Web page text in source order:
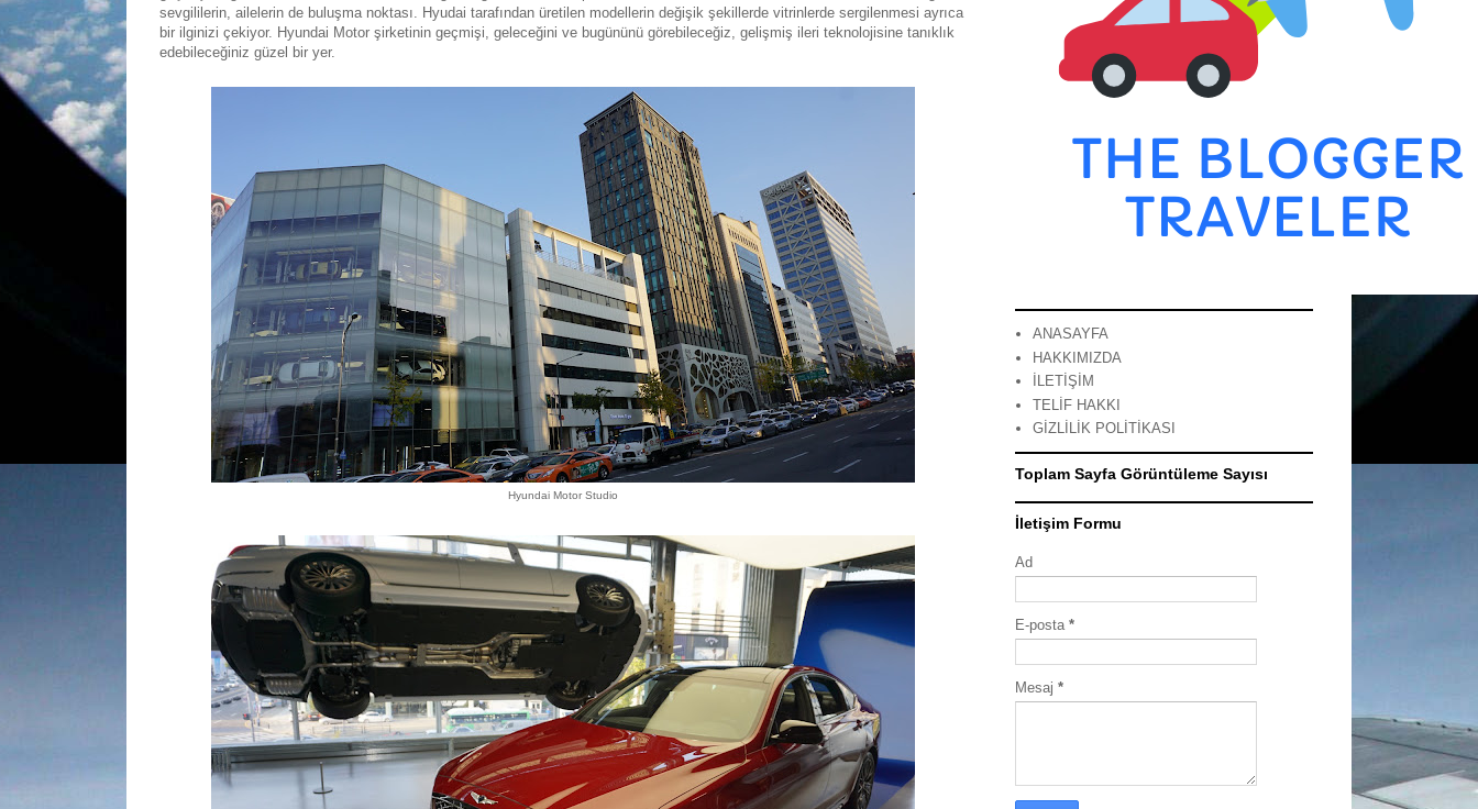
sevgililerin, ailelerin de buluşma noktası. Hyudai tarafından üretilen modellerin değişik şekillerde vitrinlerde sergilenmesi ayrıca
bir ilginizi çekiyor. Hyundai Motor şirketinin geçmişi, geleceğini ve bugününü görebileceğiz, gelişmiş ileri teknolojisine tanıklık
edebileceğiniz güzel bir yer.
Hyundai Motor Studio
ANASAYFA
HAKKIMIZDA
İLETİŞİM
TELİF HAKKI
GİZLİLİK POLİTİKASI
Toplam Sayfa Görüntüleme Sayısı
İletişim Formu
Ad
E-posta *
Mesaj *